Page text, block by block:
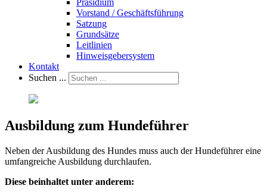
Präsidium
Vorstand / Geschäftsführung
Satzung
Grundsätze
Leitlinien
Hinweisgebersystem
Kontakt
Suchen ...
Ausbildung zum Hundeführer
Neben der Ausbildung des Hundes muss auch der Hundeführer eine
umfangreiche Ausbildung durchlaufen.
Diese beinhaltet unter anderem: